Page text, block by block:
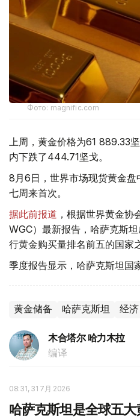
Фото: magnific.com
上周，黄金价格为61 889.33
内下跌了444.71坚戈。
8月6日，世界市场现货黄金
七周来首次。
据此前报道 ，根据世界黄金
WGC）最新报告，哈萨克斯
行黄金购买量排名前五的国家
季度报告显示，哈萨克斯坦国
黄金储备 哈萨克斯坦 经济
木合塔尔 哈力木拉
编译
08:31, 31 7月 2026
哈萨克斯坦是全球五